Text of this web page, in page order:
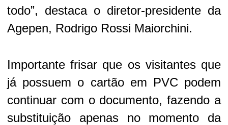
todo”, destaca o diretor-presidente da
Agepen, Rodrigo Rossi Maiorchini.
Importante frisar que os visitantes que
já possuem o cartão em PVC podem
continuar com o documento, fazendo a
substituição apenas no momento da